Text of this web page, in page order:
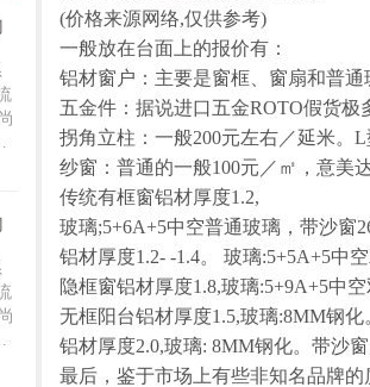
(价格来源网络,仅供参考)
一般放在台面上的报价有：
铝材窗户：主要是窗框、窗扇和普通
五金件：据说进口五金ROTO假货极
拐角立柱：一般200元左右／延米。
纱窗：普通的一般100元／㎡，意美
传统有框窗铝材厚度1.2,
玻璃;5+6A+5中空普通玻璃，带沙窗
铝材厚度1.2- -1.4。 玻璃:5+5A+5中
隐框窗铝材厚度1.8,玻璃:5+9A+5中
无框阳台铝材厚度1.5,玻璃:8MM钢化
铝材厚度2.0,玻璃: 8MM钢化。带沙窗,
最后，鉴于市场上有些非知名品牌的